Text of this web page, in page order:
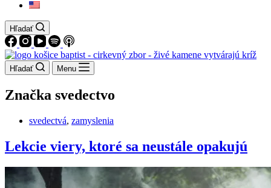
Hľadať
Hľadať Menu
Značka svedectvo
svedectvá, zamyslenia
Lekcie viery, ktoré sa neustále opakujú